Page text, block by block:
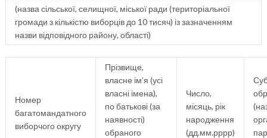
(назва сільської, селищної, міської ради (територіальної
громади з кількістю виборців до 10 тисяч) із зазначенням
назви відповідного району, області)
Номер
багатомандатного
виборчого округу
Прізвище,
власне ім’я (усі
власні імена),
по батькові (за
наявності)
обраного
Число,
місяць, рік
народження
(дд.мм.рррр)